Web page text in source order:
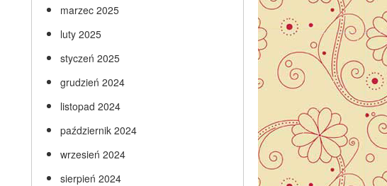
marzec 2025
luty 2025
styczeń 2025
grudzień 2024
listopad 2024
październik 2024
wrzesień 2024
sierpień 2024